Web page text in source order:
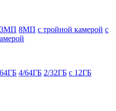
8МП с тройной камерой с
4/64ГБ 2/32ГБ с 12ГБ